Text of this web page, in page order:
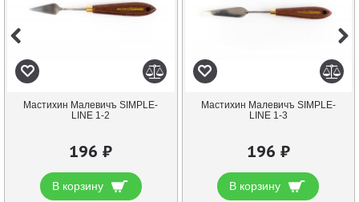
Мастихин Малевичъ SIMPLE-
LINE 1-2
196 ₽
В корзину
Мастихин Малевичъ SIMPLE-
LINE 1-3
196 ₽
В корзину